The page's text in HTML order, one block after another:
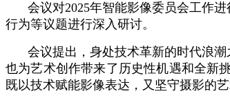
会议对2025年智能影像委员会工作
行为等议题进行深入研讨。
会议提出，身处技术革新的时代浪
也为艺术创作带来了历史性机遇和全新
既以技术赋能影像表达，又坚守摄影的